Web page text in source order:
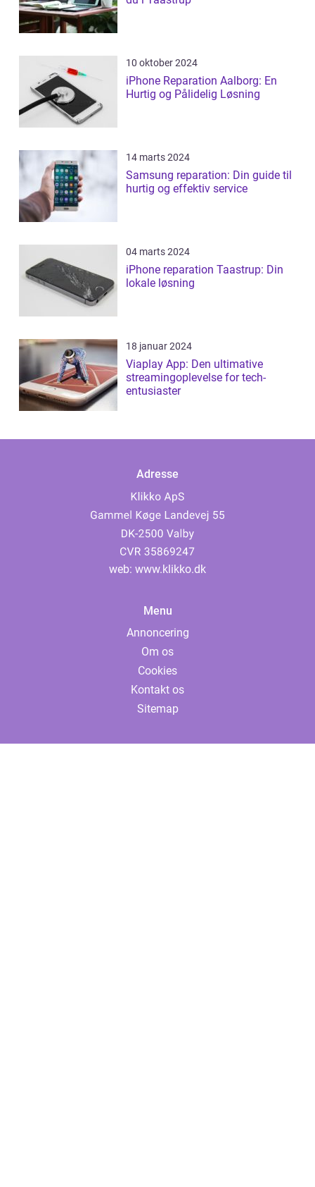
10 oktober 2024
iPhone Reparation Aalborg: En
Hurtig og Pålidelig Løsning
14 marts 2024
Samsung reparation: Din guide til
hurtig og effektiv service
04 marts 2024
iPhone reparation Taastrup: Din
lokale løsning
18 januar 2024
Viaplay App: Den ultimative
streamingoplevelse for tech-
entusiaster
Adresse
web: www.klikko.dk
Menu
Annoncering
Om os
Cookies
Kontakt os
Sitemap